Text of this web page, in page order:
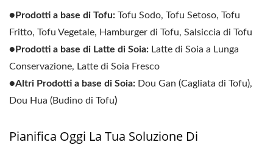
●Prodotti a base di Tofu: Tofu Sodo, Tofu Setoso, Tofu
Fritto, Tofu Vegetale, Hamburger di Tofu, Salsiccia di Tofu
●Prodotti a base di Latte di Soia: Latte di Soia a Lunga
Conservazione, Latte di Soia Fresco
●Altri Prodotti a base di Soia: Dou Gan (Cagliata di Tofu),
Dou Hua (Budino di Tofu)
Pianifica Oggi La Tua Soluzione Di